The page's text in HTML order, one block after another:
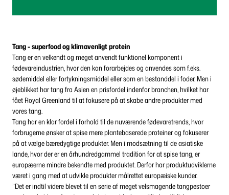
Tang - superfood og klimavenligt protein
Tang er en velkendt og meget anvendt funktionel komponent i
fødevareindustrien, hvor den kan forarbejdes og anvendes som f.eks.
sødemiddel eller fortykningsmiddel eller som en bestanddel i foder. Men i
øjeblikket har tang fra Asien en prisfordel indenfor branchen, hvilket har
fået Royal Greenland til at fokusere på at skabe andre produkter med
vores tang.
Tang har en klar fordel i forhold til de nuværende fødevaretrends, hvor
forbrugerne ønsker at spise mere plantebaserede proteiner og fokuserer
på at vælge bæredygtige produkter. Men i modsætning til de asiatiske
lande, hvor der er en århundredgammel tradition for at spise tang, er
europæerne mindre bekendte med produktet. Derfor har produktudviklerne
været i gang med at udvikle produkter målrettet europæiske kunder.
”Det er indtil videre blevet til en serie af meget velsmagende tangpestoer